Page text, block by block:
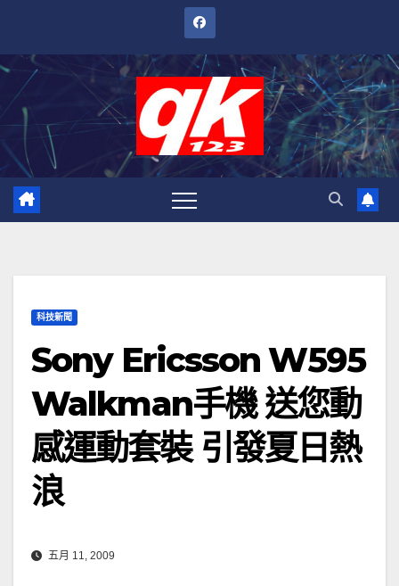
內
科技新聞
Sony Ericsson W595
Walkman手機 送您動
感運動套裝 引發夏日熱
浪
五月 11, 2009